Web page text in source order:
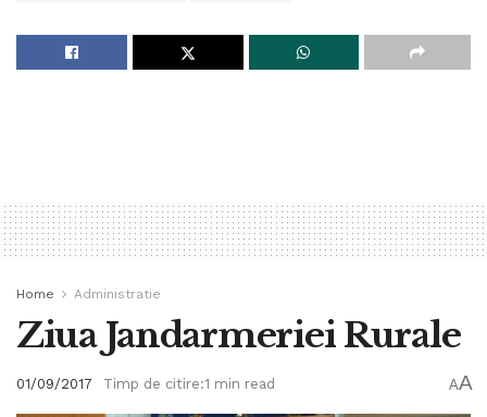
Home Administratie
Ziua Jandarmeriei Rurale
01/09/2017 Timp de citire:1 min read AA